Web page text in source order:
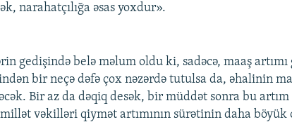
narahatçılığa əsas yoxdur».
gedişində belə məlum oldu ki, sadəcə, maaş
bir neçə dəfə çox nəzərdə tutulsa da, əhalinin
Bir az da dəqiq desək, bir müddət sonra bu
vəkilləri qiymət artımının sürətinin daha